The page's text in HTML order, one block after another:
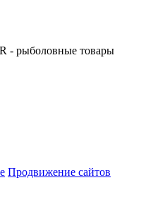
- рыболовные товары
Продвижение сайтов